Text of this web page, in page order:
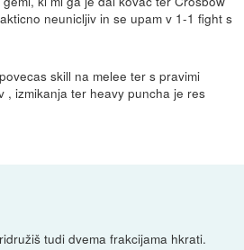
neunicljiv in se upam v 1-1 fight s
skill na melee ter s pravimi
, izmikanja ter heavy puncha je res
tudi dvema frakcijama hkrati.